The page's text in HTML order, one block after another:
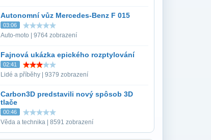
Autonomní vůz Mercedes-Benz F 015
03:06
Auto-moto | 9764 zobrazení
Fajnová ukázka epického rozptylování
02:41
Lidé a příběhy | 9379 zobrazení
Carbon3D predstavili nový spôsob 3D
tlače
00:46
Věda a technika | 8591 zobrazení